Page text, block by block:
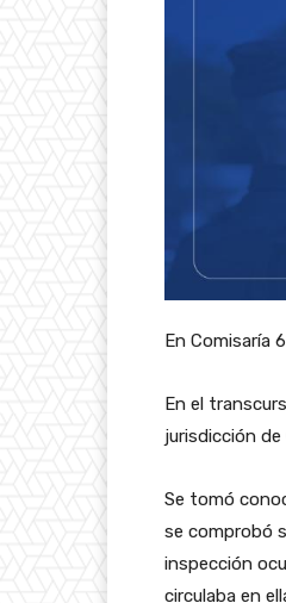
En Comisaría
En el
jurisdicción de
Se tomó
se comprobó
inspección
circulaba en